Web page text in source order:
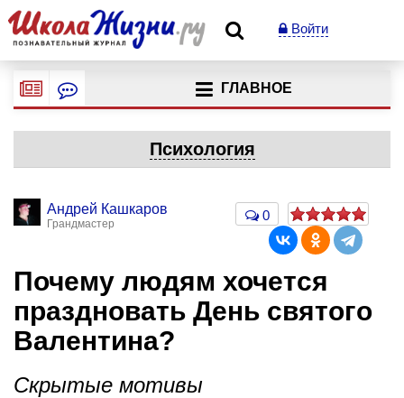
Войти
ГЛАВНОЕ
Психология
Андрей Кашкаров
Грандмастер
0
Почему людям хочется
праздновать День святого
Валентина?
Скрытые мотивы